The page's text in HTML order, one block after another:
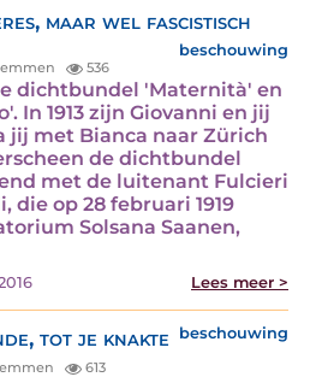
maar wel fascistisch
beschouwing
536
dichtbundel 'Maternità' en
In 1913 zijn Giovanni en jij
jij met Bianca naar Zürich
de dichtbundel
met de luitenant Fulcieri
die op 28 februari 1919
Solsana Saanen,
Lees meer >
tot je knakte beschouwing
613